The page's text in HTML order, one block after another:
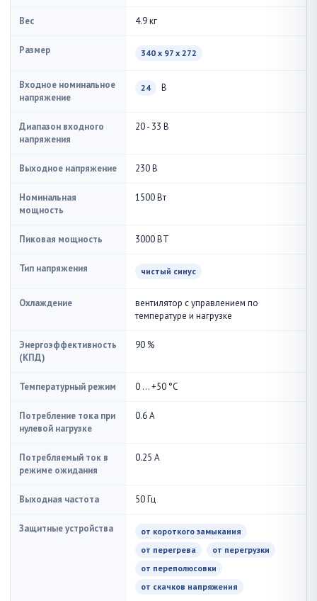
Вес 4.9 кг
Размер 340 x 97 x 272
Входное номинальное
напряжение
24 В
Диапазон входного
напряжения
20 - 33 В
Выходное напряжение 230 В
Номинальная
мощность
1500 Вт
Пиковая мощность 3000 ВТ
Тип напряжения чистый синус
Охлаждение
вентилятор с управлением по
температуре и нагрузке
Энергоэффективность
(КПД)
90 %
Температурный режим 0 ... +50 °С
Потребление тока при
нулевой нагрузке
0.6 А
Потребляемый ток в
режиме ожидания
0.25 А
Выходная частота 50 Гц
Защитные устройства
от короткого замыкания
от перегрева
от перегрузки
от переполюсовки
от скачков напряжения